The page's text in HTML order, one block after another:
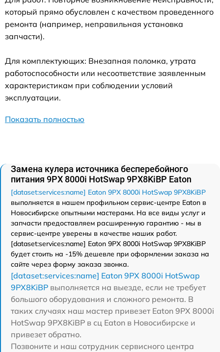
который прямо обусловлен с качеством проведенного
ремонта (например, неправильная установка
запчасти).
Для комплектующих: Внезапная поломка, утрата
работоспособности или несоответствие заявленным
характеристикам при соблюдении условий
эксплуатации.
Показать полностью
Замена кулера источника бесперебойного
питания 9PX 8000i HotSwap 9PX8KiBP Eaton
[dataset:services:name] Eaton 9PX 8000i HotSwap 9PX8KiBP
выполняется в нашем профильном сервис-центре Eaton в
Новосибирске опытными мастерами. На все виды услуг и
запчасти предоставляем расширенную гарантию - мы в
сервис-центре уверены в качестве наших работ.
[dataset:services:name] Eaton 9PX 8000i HotSwap 9PX8KiBP
будет стоить на -15% дешевле при оформлении заказа на
сайте через форму заказа звонка.
[dataset:services:name] Eaton 9PX 8000i HotSwap
9PX8KiBP выполняется на выезде, если не требует
большого оборудования и сложного ремонта. В
таких случаях наш мастер привезет Eaton 9PX 8000i
HotSwap 9PX8KiBP в сц Eaton в Новосибирске и
привезет обратно.
Позвоните и наш сотрудник сервисного центра